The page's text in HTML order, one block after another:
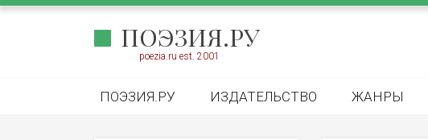
ПОЭЗИЯ.РУ
poezia.ru est. 2001
ПОЭЗИЯ.РУ ИЗДАТЕЛЬСТВО ЖАНРЫ